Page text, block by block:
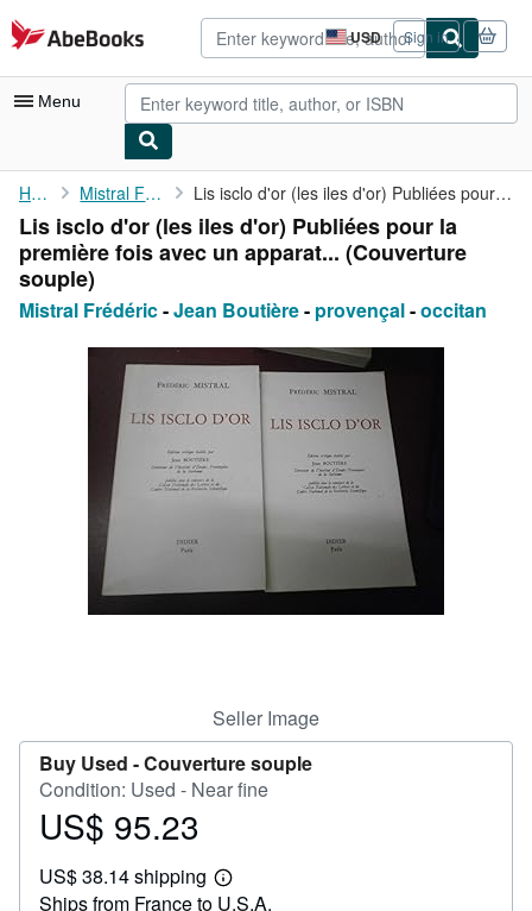
Skip to main content
AbeBooks.com USD
Site
shopping
preferences
Sign in
Menu
My Account
My Purchases
Advanced Search
Browse Collections
Art & Collectibles
Start Selling
Home Mistral Frédéric Lis isclo d'or (les iles d'or) Publiées pour la première fois ...
Lis isclo d'or (les iles d'or) Publiées pour la
première fois avec un apparat... (Couverture
souple)
Mistral Frédéric-Jean Boutière- provençal-occitan
Seller Image
Buy Used -Couverture souple
Condition: Used - Near fine
Price
95.23
US$ 95.23
US$ 38.14 shipping
Learn
more
Ships from France to U.S.A.